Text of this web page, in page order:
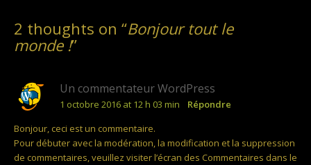
2 thoughts on “Bonjour tout le
monde !”
Un commentateur WordPress
1 octobre 2016 at 12 h 03 min
Répondre
Bonjour, ceci est un commentaire.
Pour débuter avec la modération, la modification et la suppression
de commentaires, veuillez visiter l’écran des Commentaires dans le